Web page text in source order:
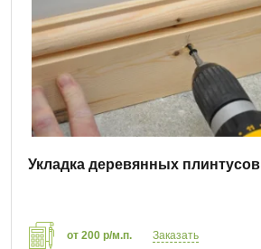
Укладка деревянных плинтусов
от 200 р/м.п. Заказать